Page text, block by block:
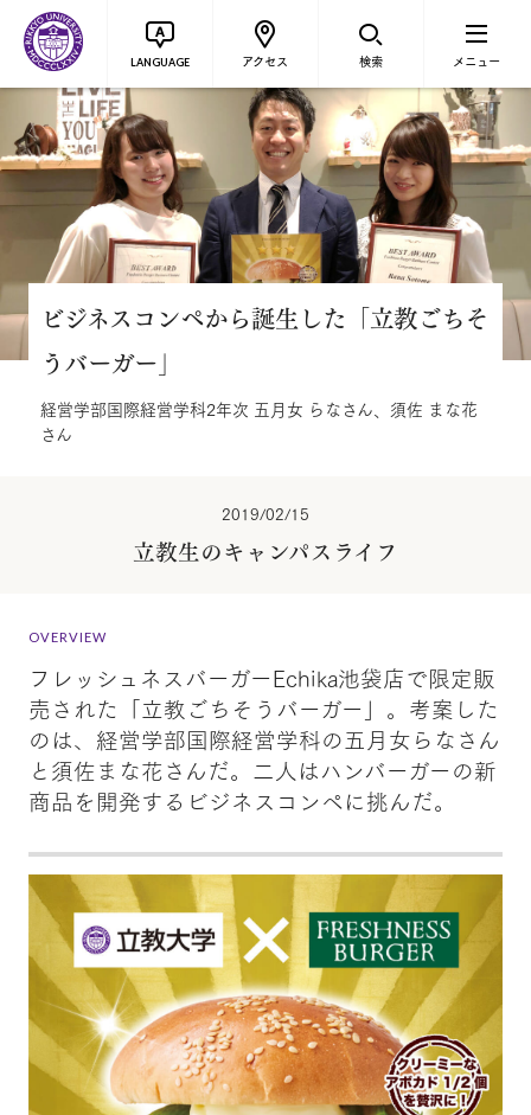
LANGUAGE アクセス 検索 メニュー
ビジネスコンペから誕生した「立教ごちそ
うバーガー」
経営学部国際経営学科2年次 五月女 らなさん、須佐 まな花
さん
2019/02/15
立教生のキャンパスライフ
OVERVIEW
フレッシュネスバーガーEchika池袋店で限定販
売された「立教ごちそうバーガー」。考案した
のは、経営学部国際経営学科の五月女らなさん
と須佐まな花さんだ。二人はハンバーガーの新
商品を開発するビジネスコンペに挑んだ。